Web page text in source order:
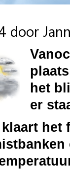
door
het
er
het